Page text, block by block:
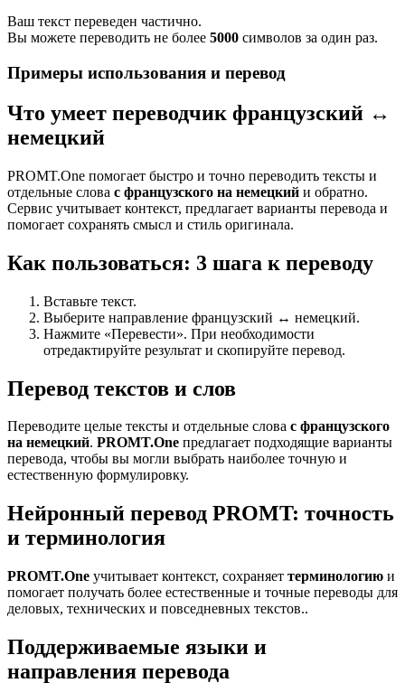
Ваш текст переведен частично.
Вы можете переводить не более 5000 символов за один раз.
Примеры использования и перевод
Что умеет переводчик французский ↔
немецкий
PROMT.One помогает быстро и точно переводить тексты и
отдельные слова с французского на немецкий и обратно.
Сервис учитывает контекст, предлагает варианты перевода и
помогает сохранять смысл и стиль оригинала.
Как пользоваться: 3 шага к переводу
Вставьте текст.
Выберите направление французский ↔ немецкий.
Нажмите «Перевести». При необходимости
отредактируйте результат и скопируйте перевод.
Перевод текстов и слов
Переводите целые тексты и отдельные слова с французского
на немецкий. PROMT.One предлагает подходящие варианты
перевода, чтобы вы могли выбрать наиболее точную и
естественную формулировку.
Нейронный перевод PROMT: точность
и терминология
PROMT.One учитывает контекст, сохраняет терминологию и
помогает получать более естественные и точные переводы для
деловых, технических и повседневных текстов..
Поддерживаемые языки и
направления перевода